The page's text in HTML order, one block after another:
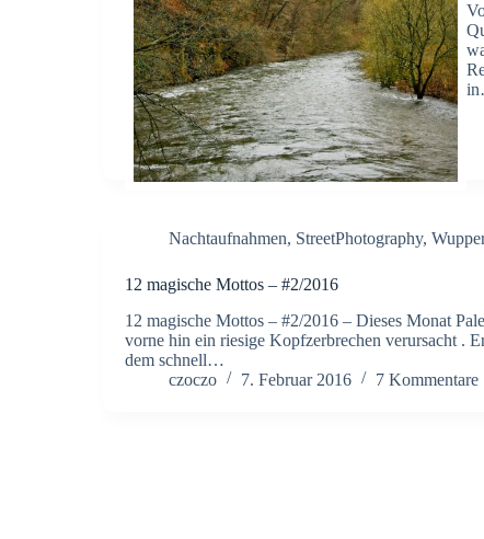
Nachtaufnahmen, StreetPhotography,
12 magische Mottos – #2/2016
12 magische Mottos – #2/2016 – Dieses Monat
vorne hin ein riesige Kopfzerbrechen verursacht .
dem schnell…
czoczo
7. Februar 2016 7 Kommentare